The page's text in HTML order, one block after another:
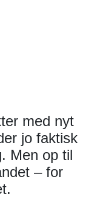
med nyt
jo faktisk
Men op til
– for